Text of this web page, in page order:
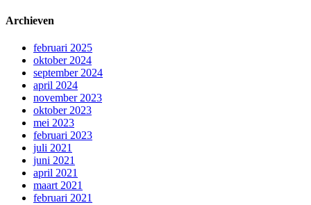
Archieven
februari 2025
oktober 2024
september 2024
april 2024
november 2023
oktober 2023
mei 2023
februari 2023
juli 2021
juni 2021
april 2021
maart 2021
februari 2021